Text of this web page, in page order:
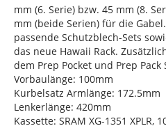
mm (6. Serie) bzw. 45 mm (8.
mm (beide Serien) für die
passende Schutzblech-Sets
das neue Hawaii Rack.
dem Prep Pocket und Prep
Vorbaulänge: 100mm
Kurbelsatz Armlänge: 172.5mm
Lenkerlänge: 420mm
Kassette: SRAM XG-1351 XPLR,